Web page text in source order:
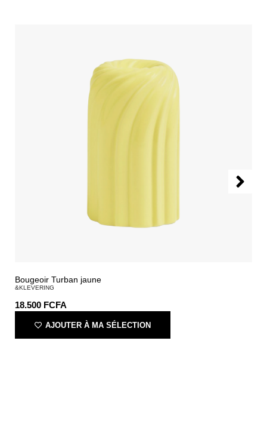
Bougeoir Turban jaune
&KLEVERING
18.500 FCFA
AJOUTER À MA SÉLECTION